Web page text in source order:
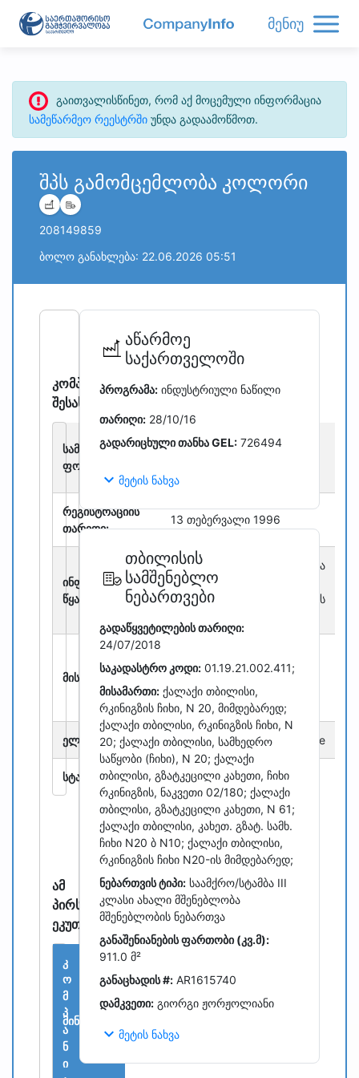
მენიუ
გაითვალისწინეთ, რომ აქ მოცემული ინფორმაცია
სამეწარმეო რეესტრში უნდა გადაამოწმოთ.
შპს გამომცემლობა კოლორი
208149859
ბოლო განახლება: 22.06.2026 05:51
კომპანიის
შესახებ
სამართლებრივი
ფორმა:
შეზღუდული
საზოგადოება
რეგისტრაციის
თარიღი:
13 თებერვალი 1996
ინფორმაციის
წყარო:
წარმოდგენილი ინფორმაცია
არის საჯაროდ
ხელმისაწვდომი მონაცემების
მისამართი:
სამგორის რაიონი,
ეკატერინე ბაღდავაძის ქუჩა
N 3
ელ.ფოსტა: s.gakheladze@colorgroup.ge
სტატუსი: რეგისტრირებულია
ამ
პირს
ეკუთვნის
კ
ო
მ
პ
ა
ნ
ი
მინიშნებები
თარიღი
დოკუმენტაცია
აწარმოე
საქართველოში
პროგრამა: ინდუსტრიული ნაწილი
თარიღი: 28/10/16
გადარიცხული თანხა GEL: 726494
expand_more მეტის ნახვა
თბილისის
სამშენებლო
ნებართვები
გადაწყვეტილების თარიღი:
24/07/2018
საკადასტრო კოდი: 01.19.21.002.411;
მისამართი: ქალაქი თბილისი,
რკინიგზის ჩიხი, N 20, მიმდებარედ;
ქალაქი თბილისი, რკინიგზის ჩიხი, N
20; ქალაქი თბილისი, სამხედრო
საწყობი (ჩიხი), N 20; ქალაქი
თბილისი, გზატკეცილი კახეთი, ჩიხი
რკინიგზის, ნაკვეთი 02/180; ქალაქი
თბილისი, გზატკეცილი კახეთი, N 61;
ქალაქი თბილისი, კახეთ. გზატ. სამხ.
ჩიხი N20 ბ N10; ქალაქი თბილისი,
რკინიგზის ჩიხი N20-ის მიმდებარედ;
ნებართვის ტიპი: საამქრო/სტამბა III
კლასი ახალი მშენებლობა
მშენებლობის ნებართვა
განაშენიანების ფართობი (კვ.მ):
911.0 მ²
განაცხადის #: AR1615740
დამკვეთი: გიორგი ჟორჟოლიანი
expand_more მეტის ნახვა